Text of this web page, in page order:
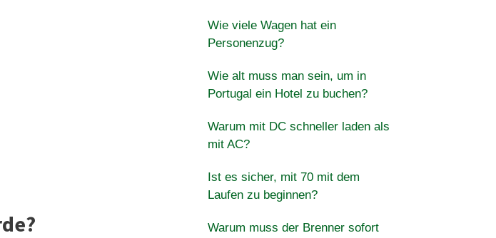
Wie viele Wagen hat ein
Personenzug?
Wie alt muss man sein, um in
Portugal ein Hotel zu buchen?
Warum mit DC schneller laden als
mit AC?
Ist es sicher, mit 70 mit dem
Laufen zu beginnen?
Warum muss der Brenner sofort